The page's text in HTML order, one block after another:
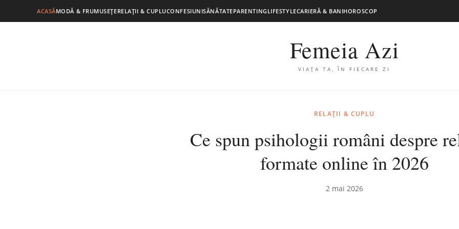
ACASĂMODĂ & FRUMUSEȚERELAȚII & CUPLUCONFESIUNISĂNĂTATEPARENTINGLIFESTYLECARIERĂ & BANIHOROSCOP
Femeia Azi
VIAȚA TA, ÎN FIECARE ZI
RELAȚII & CUPLU
Ce spun psihologii români despre
formate online în 2026
2 mai 2026